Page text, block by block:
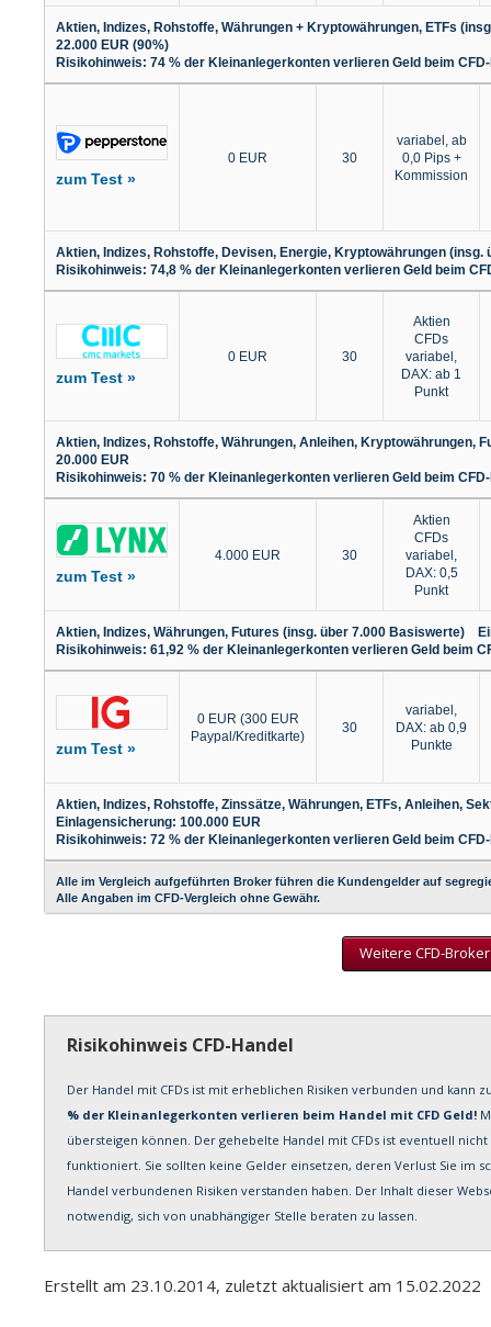
Alle im Vergleich aufgeführten Broker führen die Kundengelder auf
Alle Angaben im CFD-Vergleich ohne Gewähr.
Aktien, Indizes, Rohstoffe, Währungen + Kryptowährungen, ETFs
22.000 EUR (90%)
Risikohinweis: 74 % der Kleinanlegerkonten verlieren Geld beim
zum Test »
0 EUR 30
variabel, ab
0,0 Pips +
Kommission
Aktien, Indizes, Rohstoffe, Devisen, Energie, Kryptowährungen
Risikohinweis: 74,8 % der Kleinanlegerkonten verlieren Geld beim
zum Test »
0 EUR 30
Aktien
CFDs
variabel,
DAX: ab 1
Punkt
Aktien, Indizes, Rohstoffe, Währungen, Anleihen,
20.000 EUR
Risikohinweis: 70 % der Kleinanlegerkonten verlieren Geld beim
zum Test »
4.000 EUR 30
Aktien
CFDs
variabel,
DAX: 0,5
Punkt
Aktien, Indizes, Währungen, Futures (insg. über 7.000 Basiswerte)
Risikohinweis: 61,92 % der Kleinanlegerkonten verlieren Geld beim
zum Test »
0 EUR (300 EUR
Paypal/Kreditkarte)
30
variabel,
DAX: ab 0,9
Punkte
Aktien, Indizes, Rohstoffe, Zinssätze, Währungen, ETFs, Anleihen,
Einlagensicherung: 100.000 EUR
Risikohinweis: 72 % der Kleinanlegerkonten verlieren Geld beim
Weitere CFD-
Risikohinweis CFD-Handel
Der Handel mit CFDs ist mit erheblichen Risiken verbunden und
% der Kleinanlegerkonten verlieren beim Handel mit CFD Geld!
übersteigen können. Der gehebelte Handel mit CFDs ist eventuell
funktioniert. Sie sollten keine Gelder einsetzen, deren Verlust Sie im
Handel verbundenen Risiken verstanden haben. Der Inhalt dieser
notwendig, sich von unabhängiger Stelle beraten zu lassen.
Erstellt am 23.10.2014, zuletzt aktualisiert am 15.02.2022